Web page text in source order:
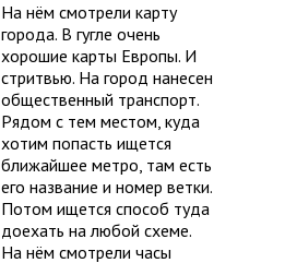
На нём смотрели карту
города. В гугле очень
хорошие карты Европы. И
стритвью. На город нанесен
общественный транспорт.
Рядом с тем местом, куда
хотим попасть ищется
ближайшее метро, там есть
его название и номер ветки.
Потом ищется способ туда
доехать на любой схеме.
На нём смотрели часы